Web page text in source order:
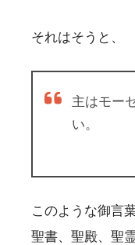
それはそうと、
主はモー
い。
このような御言
聖書、聖殿、聖